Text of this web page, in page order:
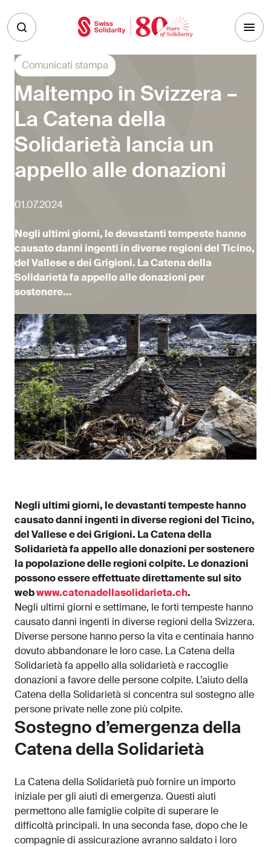
Comunicati stampa
Maltempo in Svizzera –
La Catena della
Solidarietà lancia un
appello alle donazioni
01.07.2024
Negli ultimi giorni, le devastanti tempeste hanno
causato danni ingenti in diverse regioni del Ticino,
del Vallese e dei Grigioni. La Catena della
Solidarietà fa appello alle donazioni per
sostenere...
Negli ultimi giorni, le devastanti tempeste hanno
causato danni ingenti in diverse regioni del Ticino,
del Vallese e dei Grigioni. La Catena della
Solidarietà fa appello alle donazioni per sostenere
la popolazione delle regioni colpite. Le donazioni
possono essere effettuate direttamente sul sito
webwww.catenadellasolidarieta.ch.
Negli ultimi giorni e settimane, le forti tempeste hanno
causato danni ingenti in diverse regioni della Svizzera.
Diverse persone hanno perso la vita e centinaia hanno
dovuto abbandonare le loro case. La Catena della
Solidarietà fa appello alla solidarietà e raccoglie
donazioni a favore delle persone colpite. L’aiuto della
Catena della Solidarietà si concentra sul sostegno alle
persone private nelle zone più colpite.
Sostegno d’emergenza della
Catena della Solidarietà
La Catena della Solidarietà può fornire un importo
iniziale per gli aiuti di emergenza. Questi aiuti
permettono alle famiglie colpite di superare le
difficoltà principali. In una seconda fase, dopo che le
compagnie di assicurazione avranno saldato i loro